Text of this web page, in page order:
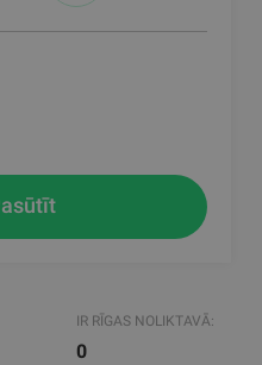
IR RĪGAS NOLIKTAVĀ:
0